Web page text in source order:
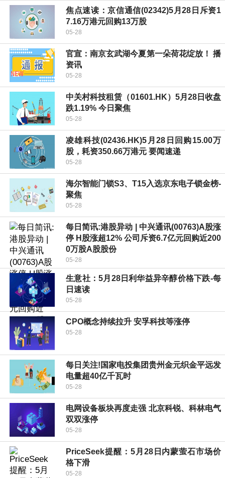
焦点速读：京信通信(02342)5月28日斥资1
7.16万港元回购13万股
05-28
官宣：南京玄武湖今夏第一朵荷花绽放！ 播
资讯
05-28
中关村科技租赁（01601.HK）5月28日收盘
跌1.19% 今日聚焦
05-28
凌雄科技(02436.HK)5月28日回购15.00万
股，耗资350.66万港元 要闻速递
05-28
海尔智能门锁S3、T15入选京东电子锁金榜-
聚焦
05-28
每日简讯:港股异动 | 中兴通讯(00763)A股涨
停 H股涨超12% 公司斥资6.7亿元回购近200
0万股A股股份
05-28
生意社：5月28日利华益异辛醇价格下跌-每
日速读
05-28
CPO概念持续拉升 安孚科技等涨停
05-28
每日关注!国家电投集团贵州金元织金平远发
电量超40亿千瓦时
05-28
电网设备板块再度走强 北京科锐、科林电气
双双涨停
05-28
PriceSeek提醒：5月28日内蒙萤石市场价
格下滑
05-28